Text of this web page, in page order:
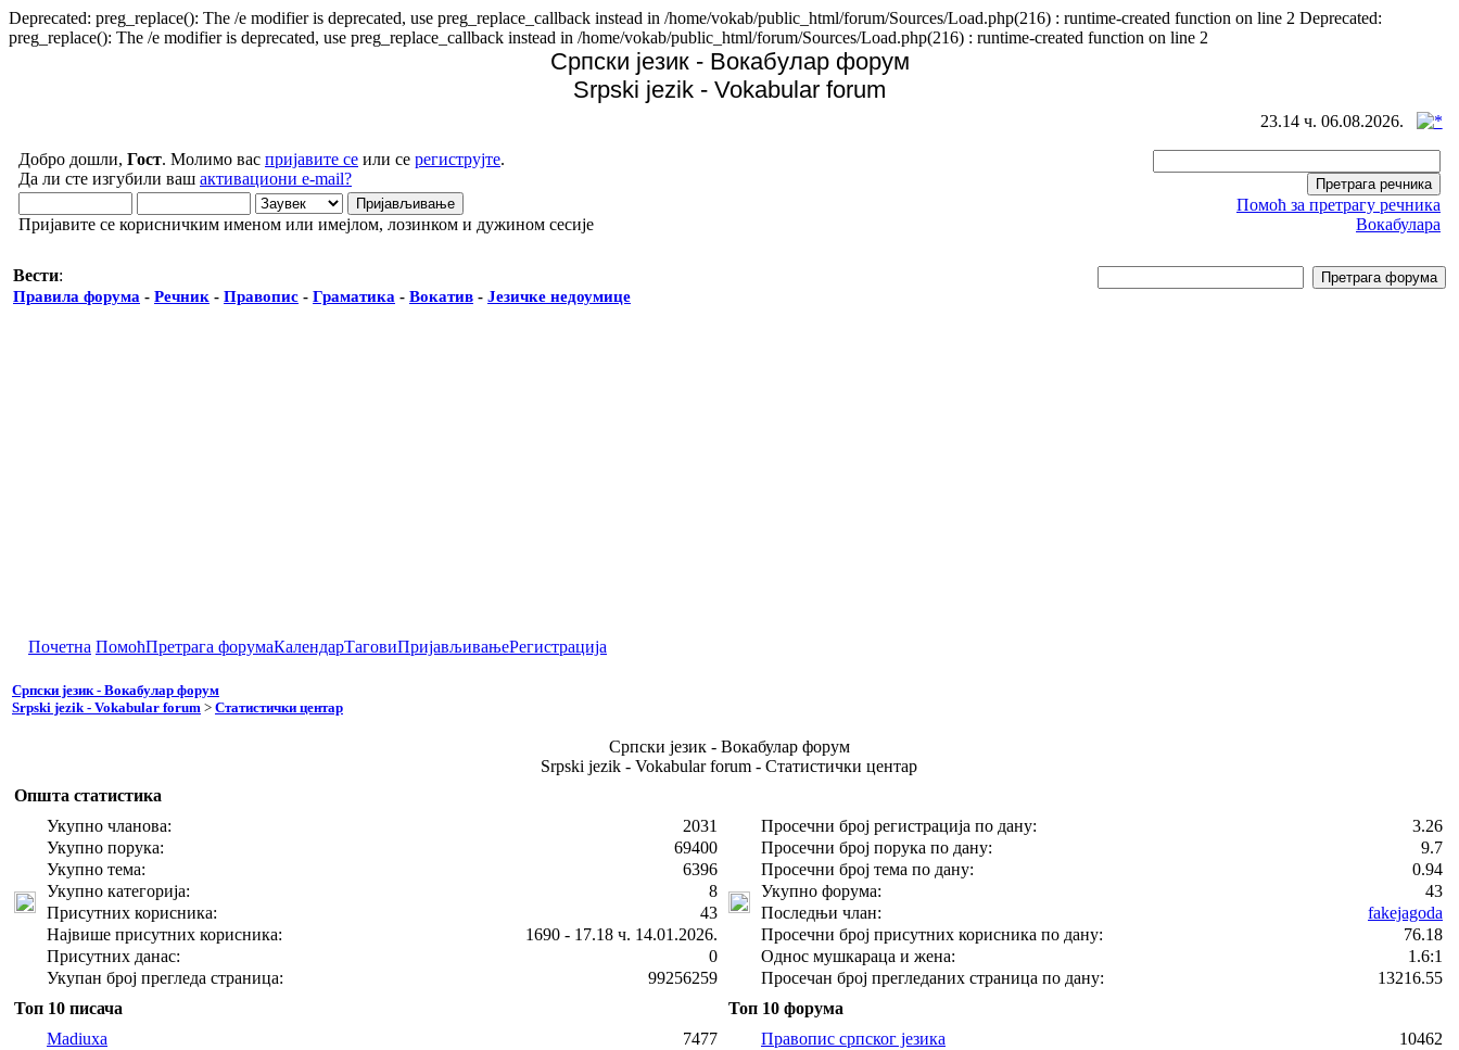
Deprecated: preg_replace(): The /e modifier is deprecated, use preg_replace_callback instead in /home/vokab/public_html/forum/Sources/Load.php(216) : runtime-created function on line 2 Deprecated:
preg_replace(): The /e modifier is deprecated, use preg_replace_callback instead in /home/vokab/public_html/forum/Sources/Load.php(216) : runtime-created function on line 2
Српски језик - Вокабулар форум
Srpski jezik - Vokabular forum
23.14 ч. 06.08.2026.
Добро дошли, Гост. Молимо вас пријавите се или се региструјте.
Да ли сте изгубили ваш активациони e-mail?
Пријавите се корисничким именом или имејлом, лозинком и дужином сесије
Помоћ за претрагу речника
Вокабулара
Вести:
Правила форума - Речник - Правопис - Граматика - Вокатив - Језичке недоумице
Почетна ПомоћПретрага форумаКалендарТаговиПријављивањеРегистрација
Српски језик - Вокабулар форум
Srpski jezik - Vokabular forum > Статистички центар
Српски језик - Вокабулар форум
Srpski jezik - Vokabular forum - Статистички центар
Општа статистика
Укупно чланова:
2031
Укупно порука:
69400
Укупно тема:
6396
Укупно категорија:
8
Присутних корисника:
43
Највише присутних корисника:
1690 - 17.18 ч. 14.01.2026.
Присутних данас:
0
Укупан број прегледа страница:
99256259
Просечни број регистрација по дану:
3.26
Просечни број порука по дану:
9.7
Просечни број тема по дану:
0.94
Укупно форума:
43
Последњи члан:
fakejagoda
Просечни број присутних корисника по дану:
76.18
Однос мушкараца и жена:
1.6:1
Просечан број прегледаних страница по дану:
13216.55
Топ 10 писача
Топ 10 форума
Madiuxa
7477
Правопис српског језика
10462